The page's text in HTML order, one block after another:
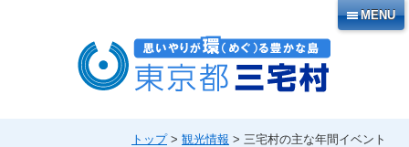
MENU
トップ> 観光情報 > 三宅村の主な年間イベント